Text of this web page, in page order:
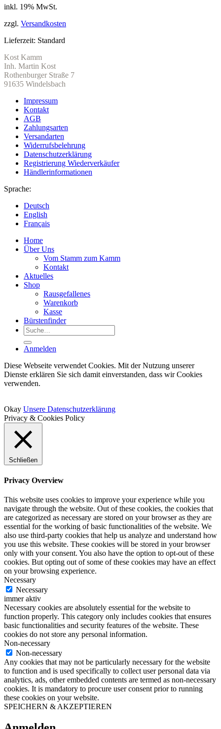
inkl. 19% MwSt.
zzgl. Versandkosten
Lieferzeit: Standard
Kost Kamm
Inh. Martin Kost
Rothenburger Straße 7
91635 Windelsbach
Impressum
Kontakt
AGB
Zahlungsarten
Versandarten
Widerrufsbelehrung
Datenschutzerklärung
Registrierung Wiederverkäufer
Händlerinformationen
Sprache:
Deutsch
English
Français
Home
Über Uns
Vom Stamm zum Kamm
Kontakt
Aktuelles
Shop
Rausgefallenes
Warenkorb
Kasse
Bürstenfinder
Suche
nach:
Anmelden
Diese Webseite verwendet Cookies. Mit der Nutzung unserer
Dienste erklären Sie sich damit einverstanden, dass wir Cookies
verwenden.
Okay Unsere Datenschutzerklärung
Privacy & Cookies Policy
Schließen
Privacy Overview
This website uses cookies to improve your experience while you
navigate through the website. Out of these cookies, the cookies that
are categorized as necessary are stored on your browser as they are
essential for the working of basic functionalities of the website. We
also use third-party cookies that help us analyze and understand how
you use this website. These cookies will be stored in your browser
only with your consent. You also have the option to opt-out of these
cookies. But opting out of some of these cookies may have an effect
on your browsing experience.
Necessary
Necessary
immer aktiv
Necessary cookies are absolutely essential for the website to
function properly. This category only includes cookies that ensures
basic functionalities and security features of the website. These
cookies do not store any personal information.
Non-necessary
Non-necessary
Any cookies that may not be particularly necessary for the website
to function and is used specifically to collect user personal data via
analytics, ads, other embedded contents are termed as non-necessary
cookies. It is mandatory to procure user consent prior to running
these cookies on your website.
SPEICHERN & AKZEPTIEREN